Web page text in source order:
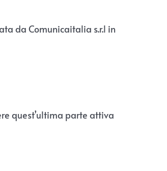
da Comunicaitalia s.r.l in
quest’ultima parte attiva